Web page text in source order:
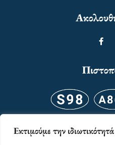
Εκτιμούμε την